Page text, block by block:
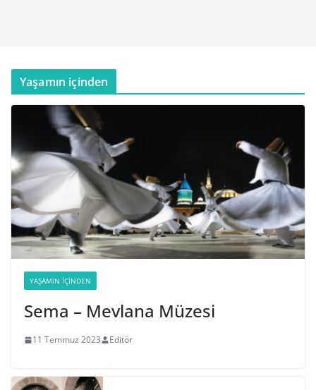
Yaşamın içinden
YAŞAMIN İÇINDEN
Sema – Mevlana Müzesi
11 Temmuz 2023 Editör